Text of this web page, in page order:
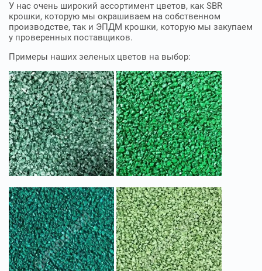
У нас очень широкий ассортимент цветов, как SBR
крошки, которую мы окрашиваем на собственном
производстве, так и ЭПДМ крошки, которую мы закупаем
у проверенных поставщиков.
Примеры наших зеленых цветов на выбор: